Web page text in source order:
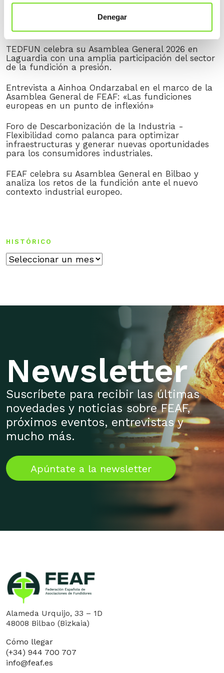
Denegar
NOTICIAS RECIENTES
FEAF/AFV participa en una nueva reunión de
seguimiento del proyecto DESGAS+ en Sidenor
TEDFUN celebra su Asamblea General 2026 en
Laguardia con una amplia participación del sector
de la fundición a presión.
Entrevista a Ainhoa Ondarzabal en el marco de la
Asamblea General de FEAF: «Las fundiciones
europeas en un punto de inflexión»
Foro de Descarbonización de la Industria -
Flexibilidad como palanca para optimizar
infraestructuras y generar nuevas oportunidades
para los consumidores industriales.
FEAF celebra su Asamblea General en Bilbao y
analiza los retos de la fundición ante el nuevo
contexto industrial europeo.
HISTÓRICO
Histórico
Newsletter
Suscríbete para recibir las últimas
novedades y noticias sobre FEAF,
próximos eventos, entrevistas y
mucho más.
Apúntate a la newsletter
Alameda Urquijo, 33 – 1D
48008 Bilbao (Bizkaia)
Cómo llegar
(+34) 944 700 707
info@feaf.es